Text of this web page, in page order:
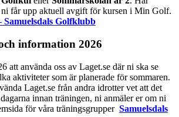
får upp aktuell avgift för kursen i Min Golf.
Golfklubb
information 2026
att använda oss av Laget.se där ni ska se
aktiviteter som är planerade för sommaren.
Laget.se från andra idrotter vet att det
innan träningen, ni anmäler er om ni
för våra träningsgrupper Samuelsdals